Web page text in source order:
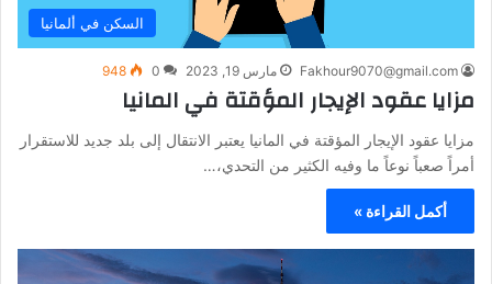
السكن في ألمانيا
Fakhour9070@gmail.com مارس 19, 2023 0
948
مزايا عقود الإيجار المؤقتة في المانيا
مزايا عقود الإيجار المؤقتة في المانيا يعتبر الانتقال إلى بلد جديد للاستقرار
أمراً صعباً نوعاً ما وفيه الكثير من التحدي،…
أكمل القراءة »